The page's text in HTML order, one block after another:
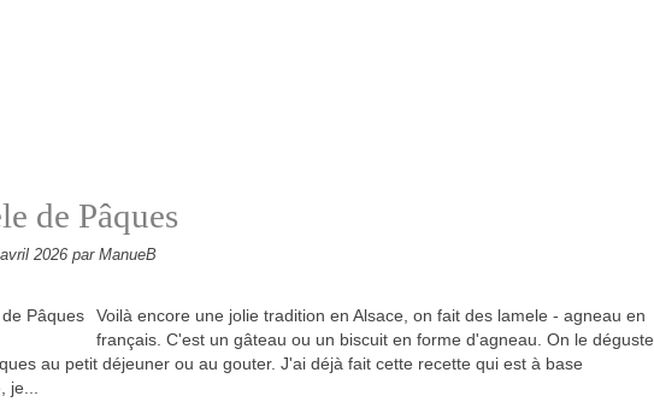
de Pâques
2026 par ManueB
Voilà encore une jolie tradition en Alsace, on fait des lamele - agneau en
français. C'est un gâteau ou un biscuit en forme d'agneau. On le déguste
au petit déjeuner ou au gouter. J'ai déjà fait cette recette qui est à base